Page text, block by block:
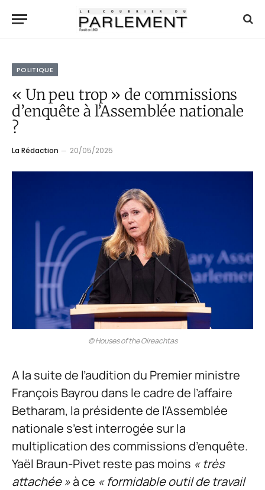
POLITIQUE
« Un peu trop » de commissions
d’enquête à l’Assemblée nationale
?
La Rédaction 20/05/2025
© Houses of the Oireachtas
A la suite de l’audition du Premier ministre
François Bayrou dans le cadre de l’affaire
Betharam, la présidente de l’Assemblée
nationale s’est interrogée sur la
multiplication des commissions d’enquête.
Yaël Braun-Pivet reste pas moins « très
attachée »à ce « formidable outil de travail